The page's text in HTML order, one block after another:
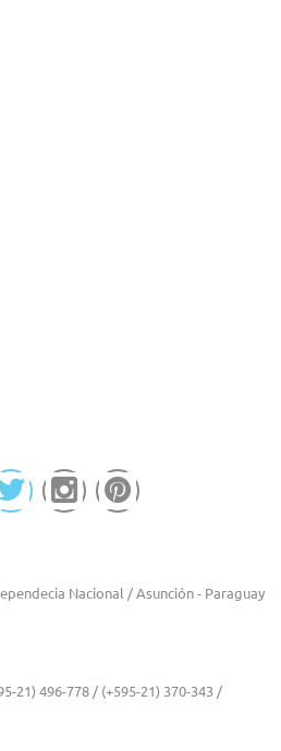
Nacional / Asunción - Paraguay
21) 496-778 / (+595-21) 370-343 /